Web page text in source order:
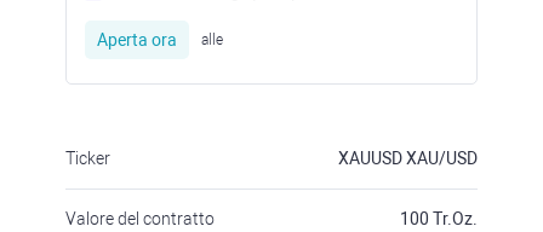
Aperta ora alle
Ticker XAUUSDXAU/USD
Valore del contratto 100 Tr.Oz.